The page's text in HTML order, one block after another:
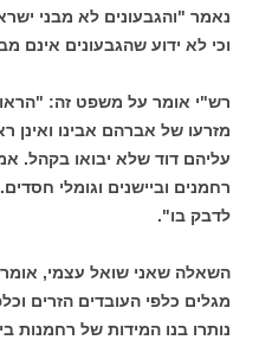
נאמר "והגבעונים לא מבני
וכי לא ידוע שהגבעונים אינם
רש"י אומר על משפט זה:
מזרעו של אברהם אבינו ואינן
עליהם דוד שלא יבואו בקהל.
רחמנים וביישנים וגומלי
לדבק בו".
השאלה שאני שואל עצמי,
מגלים כלפי העובדים הזרים
נותרו בנו המידות של רחמנות